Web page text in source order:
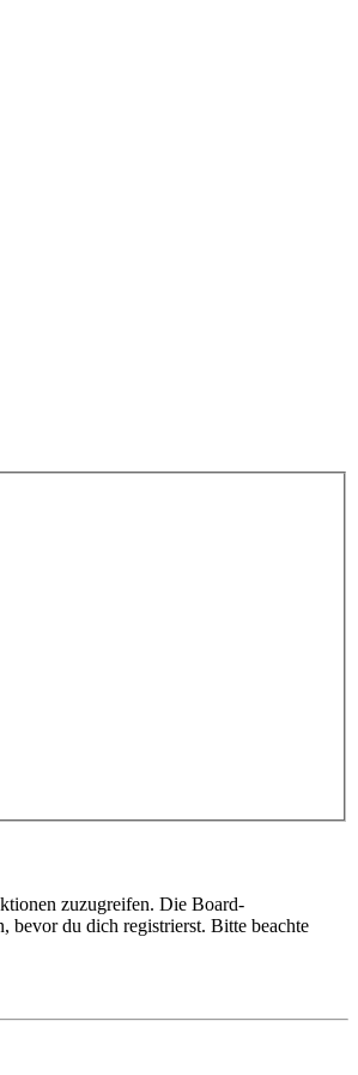
zuzugreifen. Die Board-
bevor du dich registrierst. Bitte beachte